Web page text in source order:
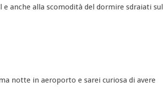
anche alla scomodità del dormire sdraiati sul
notte in aeroporto e sarei curiosa di avere